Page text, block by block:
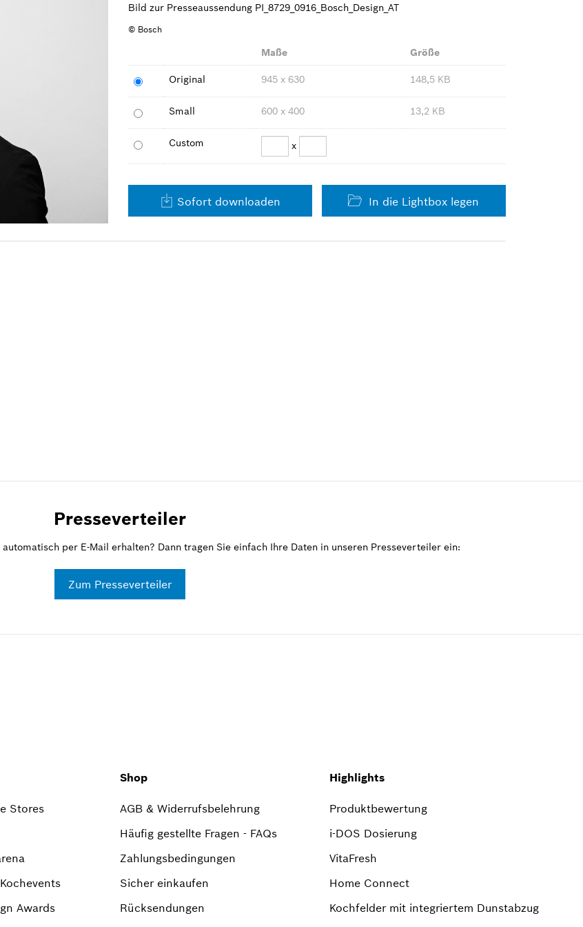
Bild zur Presseaussendung PI_8729_0916_Bosch_Design_AT
© Bosch
Maße Größe
Original 945 x 630 148,5 KB
Small 600 x 400 13,2 KB
Custom x
Sofort downloaden In die Lightbox legen
Presseverteiler
per E-Mail erhalten? Dann tragen Sie einfach Ihre Daten in unseren Presseverteiler ein:
Zum Presseverteiler
Stores
Awards
Shop
AGB & Widerrufsbelehrung
Häufig gestellte Fragen - FAQs
Zahlungsbedingungen
Sicher einkaufen
Rücksendungen
Highlights
Produktbewertung
i-DOS Dosierung
VitaFresh
Home Connect
Kochfelder mit integriertem Dunstabzug